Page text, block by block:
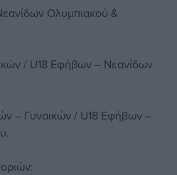
Ολυμπιακού &
/ U18 Εφήβων – Νεανίδων
– Γυναικών / U18 Εφήβων –